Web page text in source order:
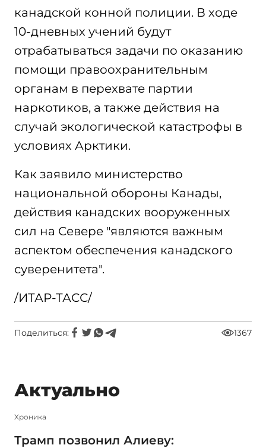
канадской конной полиции. В ходе
10-дневных учений будут
отрабатываться задачи по оказанию
помощи правоохранительным
органам в перехвате партии
наркотиков, а также действия на
случай экологической катастрофы в
условиях Арктики.
Как заявило министерство
национальной обороны Канады,
действия канадских вооруженных
сил на Севере "являются важным
аспектом обеспечения канадского
суверенитета".
/ИТАР-ТАСС/
Поделиться: 1367
Актуально
Xроника
Трамп позвонил Алиеву: